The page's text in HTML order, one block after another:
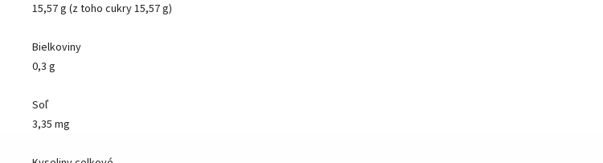
15,57 g (z toho cukry 15,57 g)
Bielkoviny
0,3 g
Soľ
3,35 mg